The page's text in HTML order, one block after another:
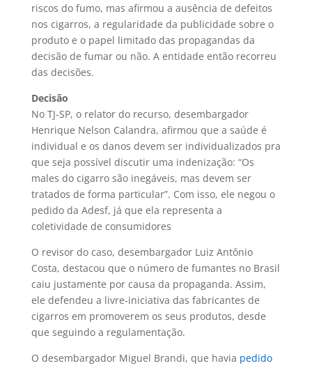
riscos do fumo, mas afirmou a ausência de defeitos
nos cigarros, a regularidade da publicidade sobre o
produto e o papel limitado das propagandas da
decisão de fumar ou não. A entidade então recorreu
das decisões.
Decisão
No TJ-SP, o relator do recurso, desembargador
Henrique Nelson Calandra, afirmou que a saúde é
individual e os danos devem ser individualizados pra
que seja possível discutir uma indenização: “Os
males do cigarro são inegáveis, mas devem ser
tratados de forma particular”. Com isso, ele negou o
pedido da Adesf, já que ela representa a
coletividade de consumidores
O revisor do caso, desembargador Luiz Antônio
Costa, destacou que o número de fumantes no Brasil
caiu justamente por causa da propaganda. Assim,
ele defendeu a livre-iniciativa das fabricantes de
cigarros em promoverem os seus produtos, desde
que seguindo a regulamentação.
O desembargador Miguel Brandi, que havia pedido